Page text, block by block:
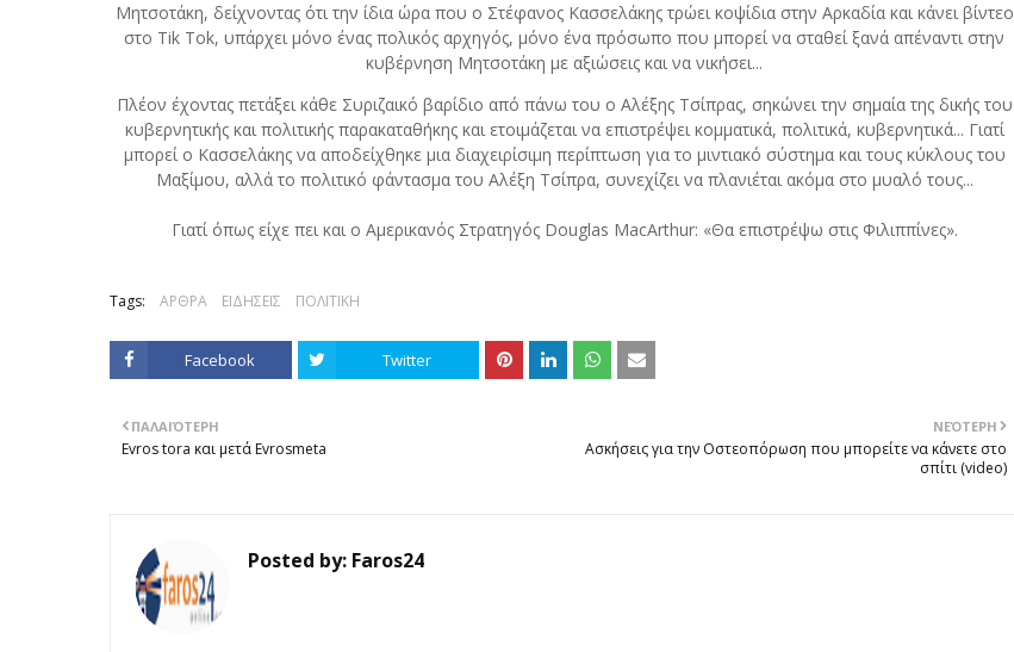
Μητσοτάκη, δείχνοντας ότι την ίδια ώρα που ο Στέφανος Κασσελάκης τρώει κοψίδια στην Αρκαδία και κάνει βίντεο
στο Tik Tok, υπάρχει μόνο ένας πολικός αρχηγός, μόνο ένα πρόσωπο που μπορεί να σταθεί ξανά απέναντι στην
κυβέρνηση Μητσοτάκη με αξιώσεις και να νικήσει...
Πλέον έχοντας πετάξει κάθε Συριζαικό βαρίδιο από πάνω του ο Αλέξης Τσίπρας, σηκώνει την σημαία της δικής του
κυβερνητικής και πολιτικής παρακαταθήκης και ετοιμάζεται να επιστρέψει κομματικά, πολιτικά, κυβερνητικά... Γιατί
μπορεί ο Κασσελάκης να αποδείχθηκε μια διαχειρίσιμη περίπτωση για το μιντιακό σύστημα και τους κύκλους του
Μαξίμου, αλλά το πολιτικό φάντασμα του Αλέξη Τσίπρα, συνεχίζει να πλανιέται ακόμα στο μυαλό τους...
Γιατί όπως είχε πει και ο Αμερικανός Στρατηγός Douglas MacArthur: «Θα επιστρέψω στις Φιλιππίνες».
Tags: ΑΡΘΡΑ ΕΙΔΗΣΕΙΣ ΠΟΛΙΤΙΚΗ
Facebook Twitter
ΝΕΌΤΕΡΗ
Ασκήσεις για την Οστεοπόρωση που μπορείτε να κάνετε στο
σπίτι (video)
ΠΑΛΑΙΌΤΕΡΗ
Evros tora και μετά Evrosmeta
Posted by: Faros24